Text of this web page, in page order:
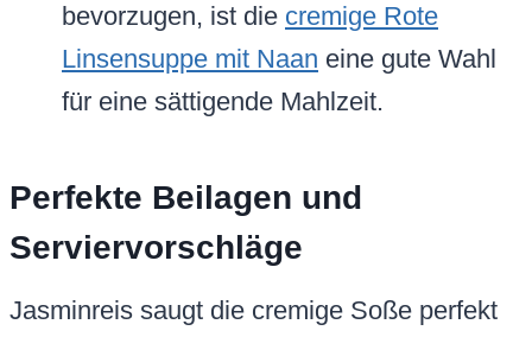
bevorzugen, ist die cremige Rote
Linsensuppe mit Naan eine gute Wahl
für eine sättigende Mahlzeit.
Perfekte Beilagen und
Serviervorschläge
Jasminreis saugt die cremige Soße perfekt